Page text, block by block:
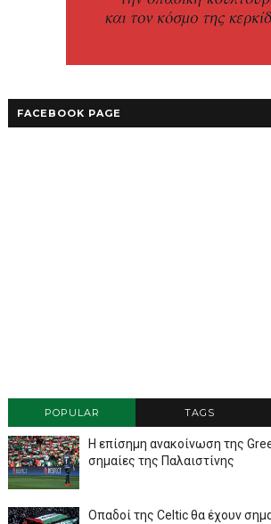
FACEBOOK PAGE
POPULAR TAGS
Η επίσημη ανακοίνωση της
σημαίες της Παλαιστίνης
Οπαδοί της Celtic θα έχουν